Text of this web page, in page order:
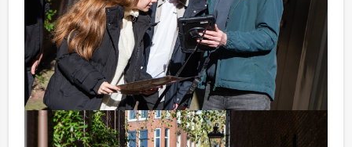
Optioneel:
Niet telkens uw knip hoeven trekken om uw drankje af
te rekenen? Voor € 13,50 per persoon per uur (excl.
BTW) kunt u gebruikmaken van het drankarrangement,
waarbij u onbeperkt kunt genieten van bier, fris,
huiswijn, koffie en thee. En… zo komt u ook achteraf
niet voor verrassingen te staan!